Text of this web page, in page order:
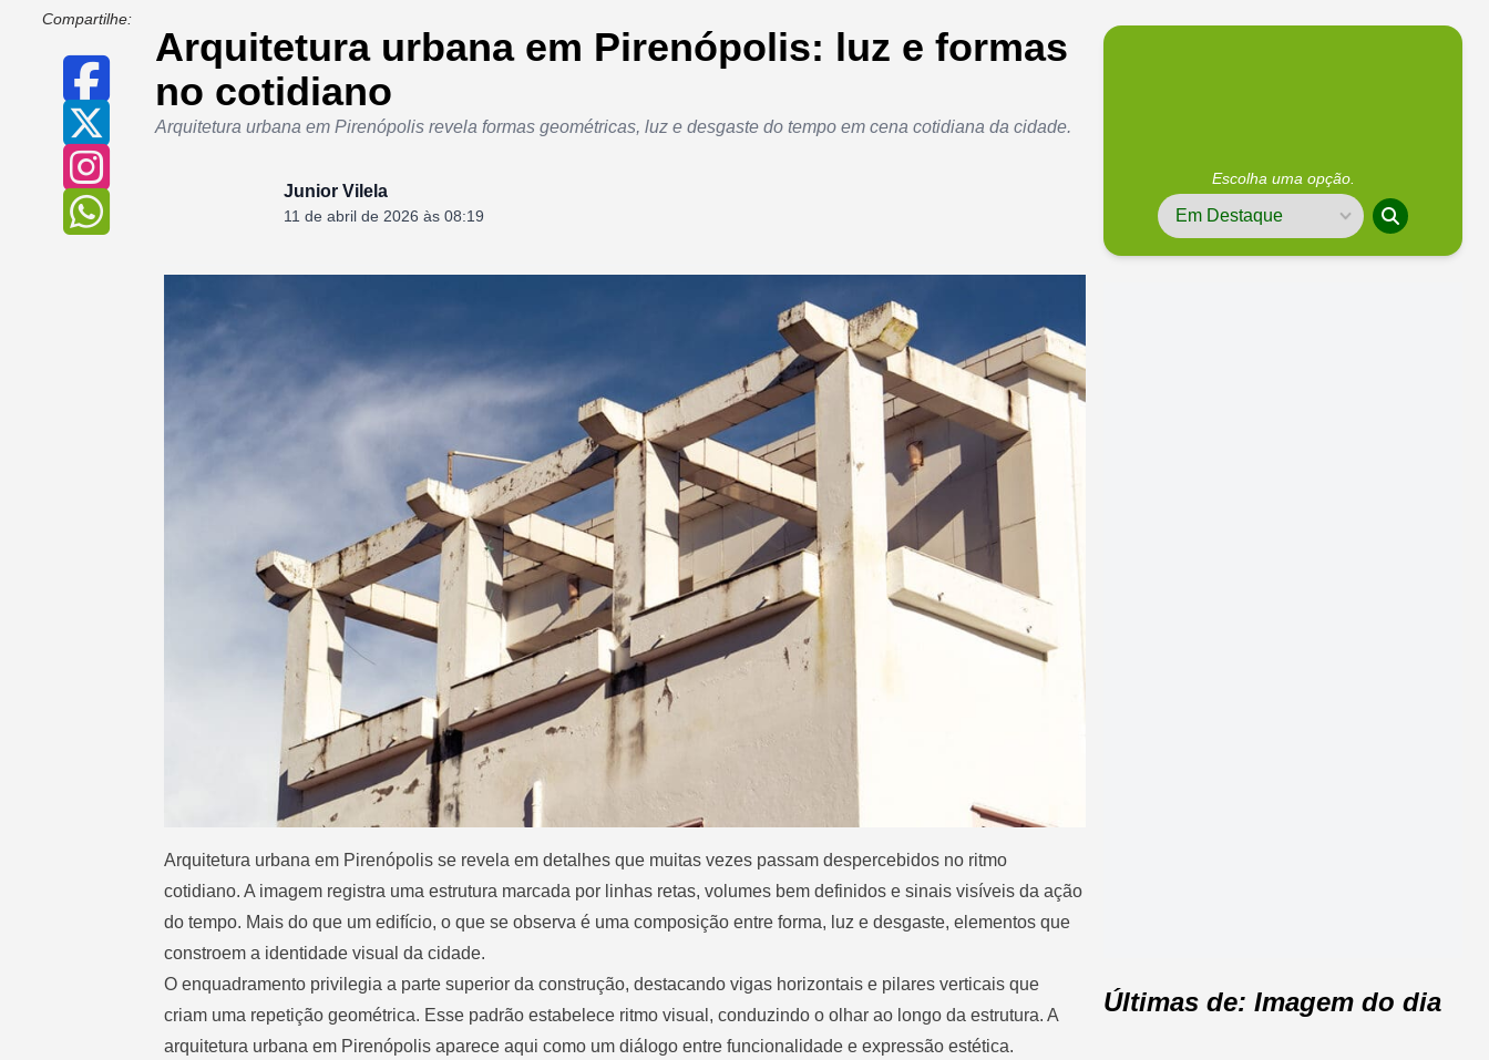
Compartilhe:
Arquitetura urbana em Pirenópolis: luz e formas
no cotidiano
Arquitetura urbana em Pirenópolis revela formas geométricas, luz e desgaste do tempo em cena cotidiana da cidade.
Junior Vilela
11 de abril de 2026 às 08:19
Arquitetura urbana em Pirenópolis se revela em detalhes que muitas vezes passam despercebidos no ritmo
cotidiano. A imagem registra uma estrutura marcada por linhas retas, volumes bem definidos e sinais visíveis da ação
do tempo. Mais do que um edifício, o que se observa é uma composição entre forma, luz e desgaste, elementos que
constroem a identidade visual da cidade.
O enquadramento privilegia a parte superior da construção, destacando vigas horizontais e pilares verticais que
criam uma repetição geométrica. Esse padrão estabelece ritmo visual, conduzindo o olhar ao longo da estrutura. A
arquitetura urbana em Pirenópolis aparece aqui como um diálogo entre funcionalidade e expressão estética.
Escolha uma opção.
Últimas de: Imagem do dia